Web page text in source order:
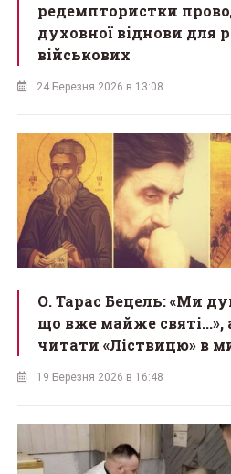
редемптористки
духовної віднови для
військових
24 Березня 2026 в 13:08
О. Тарас Бецель: «Ми
що вже майже святі...»,
читати «Ліствицю» в
19 Березня 2026 в 16:48